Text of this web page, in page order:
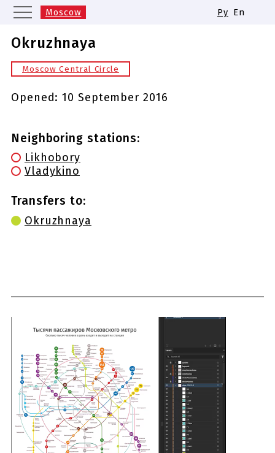
Moscow
Kazan
Nizhny Novgorod
Novosibirsk
Samara
Same names of metro stations
Ру En
Okruzhnaya
Moscow Central Circle
Opened:10 September 2016
Neighboring stations:
Likhobory
Vladykino
Transfers to:
Okruzhnaya